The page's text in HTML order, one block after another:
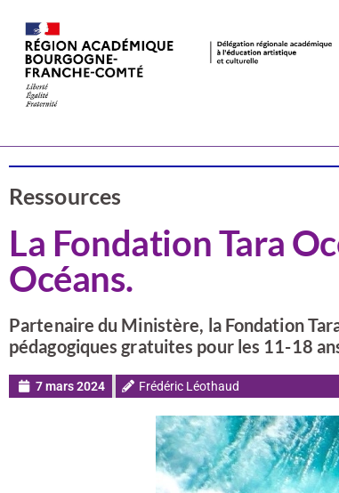
Ressources
La Fondation Tara
Océans.
Partenaire du Ministère, la Fondation
pédagogiques gratuites pour les 11-18
7 mars 2024 Frédéric Léothaud